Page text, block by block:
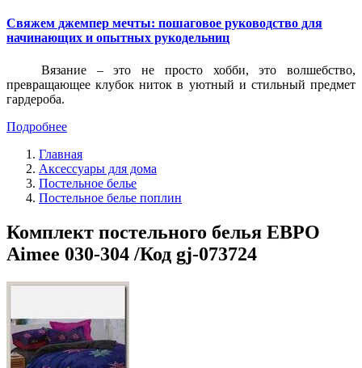
Свяжем джемпер мечты: пошаговое руководство для
начинающих и опытных рукодельниц
Вязание – это не просто хобби, это волшебство,
превращающее клубок ниток в уютный и стильный предмет
гардероба.
Подробнее
Главная
Аксессуары для дома
Постельное белье
Постельное белье поплин
Комплект постельного белья ЕВРО
Aimee 030-304 /Код gj-073724